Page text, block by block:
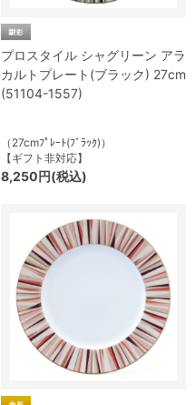
プロスタイル シャグリーン アラ
カルトプレート(ブラック) 27cm
(51104-1557)
（27cmﾌﾟﾚｰﾄ(ﾌﾞﾗｯｸ)）
【ギフト非対応】
8,250円(税込)